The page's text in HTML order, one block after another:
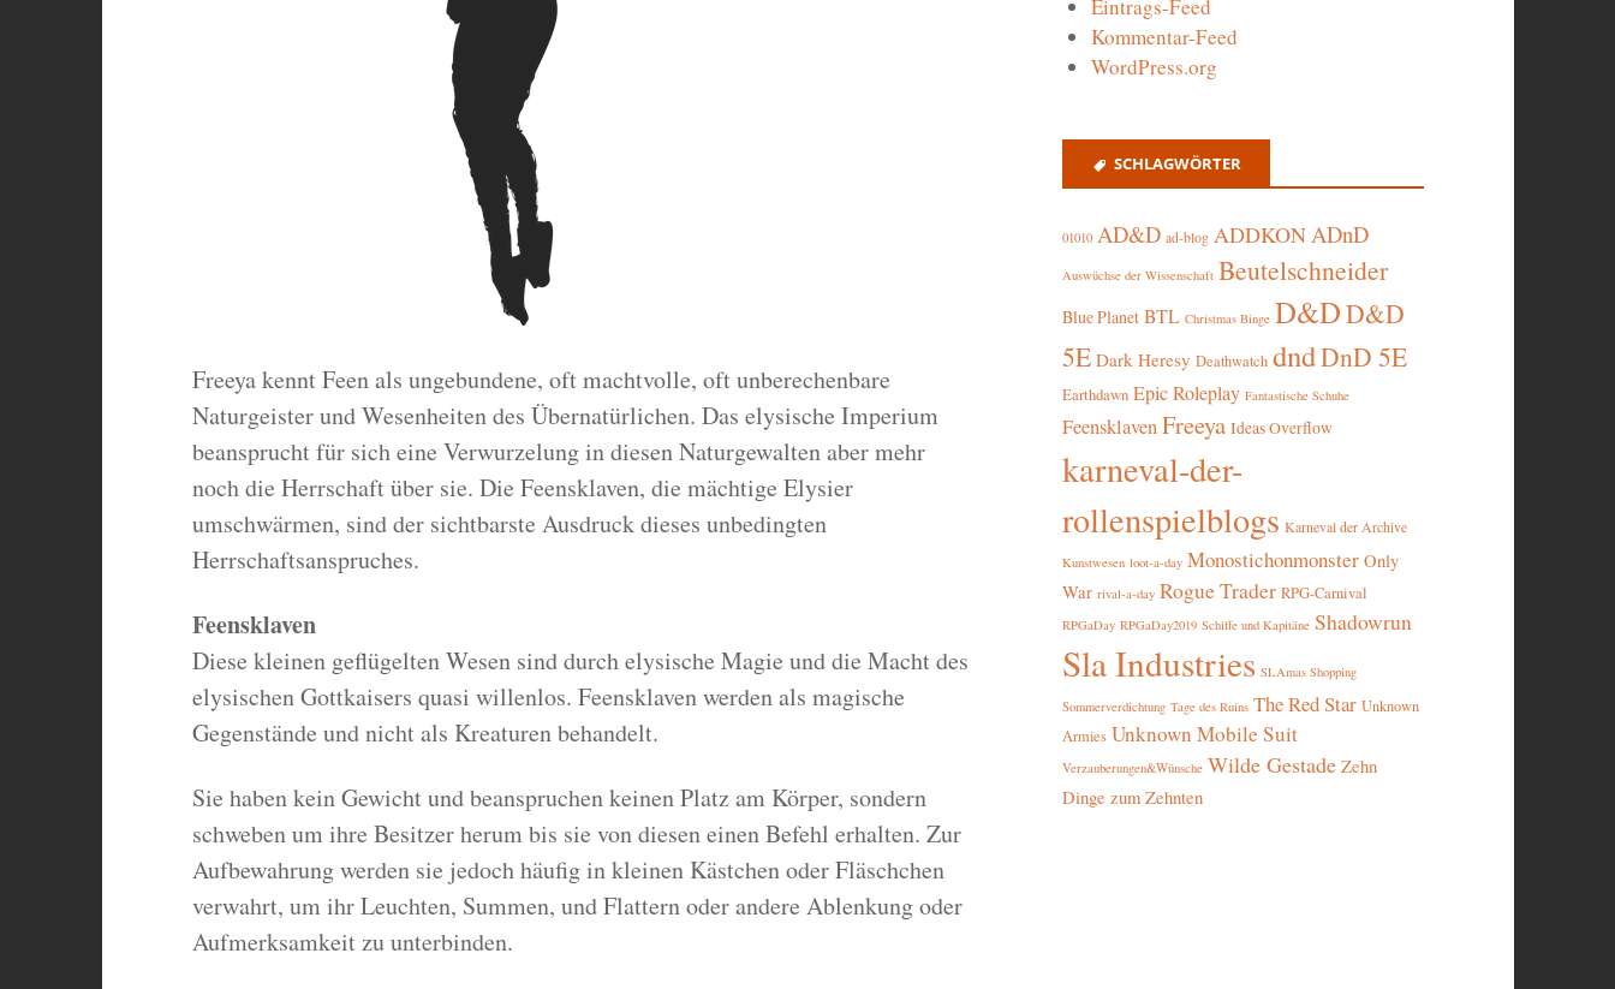
Freeya kennt Feen als ungebundene, oft machtvolle, oft unberechenbare
Naturgeister und Wesenheiten des Übernatürlichen. Das elysische Imperium
beansprucht für sich eine Verwurzelung in diesen Naturgewalten aber mehr
noch die Herrschaft über sie. Die Feensklaven, die mächtige Elysier
umschwärmen, sind der sichtbarste Ausdruck dieses unbedingten
Herrschaftsanspruches.
Feensklaven
Diese kleinen geflügelten Wesen sind durch elysische Magie und die Macht des
elysischen Gottkaisers quasi willenlos. Feensklaven werden als magische
Gegenstände und nicht als Kreaturen behandelt.
Sie haben kein Gewicht und beanspruchen keinen Platz am Körper, sondern
schweben um ihre Besitzer herum bis sie von diesen einen Befehl erhalten. Zur
Aufbewahrung werden sie jedoch häufig in kleinen Kästchen oder Fläschchen
verwahrt, um ihr Leuchten, Summen, und Flattern oder andere Ablenkung oder
Aufmerksamkeit zu unterbinden.
Eintrags-Feed
Kommentar-Feed
WordPress.org
SCHLAGWÖRTER
01010 AD&D ad-blog ADDKONADnD
Auswüchse der Wissenschaft Beutelschneider
Blue Planet BTL Christmas Binge D&DD&D
5E Dark Heresy Deathwatch dndDnD 5E
Earthdawn Epic Roleplay Fantastische Schuhe
Feensklaven Freeya Ideas Overflow
karneval-der-
rollenspielblogs Karneval der Archive
Kunstwesen loot-a-day Monostichonmonster Only
War rival-a-day Rogue Trader RPG-Carnival
RPGaDay RPGaDay2019 Schiffe und Kapitäne Shadowrun
Sla Industries SLAmas Shopping
Sommerverdichtung Tage des Ruins The Red Star Unknown
Armies Unknown Mobile Suit
Verzauberungen&Wünsche Wilde Gestade Zehn
Dinge zum Zehnten